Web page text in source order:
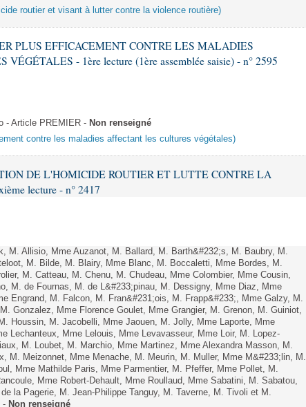
routier et visant à lutter contre la violence routière)
PLUS EFFICACEMENT CONTRE LES MALADIES
- 1ère lecture (1ère assemblée saisie) - n° 2595
- Article PREMIER - Non renseigné
contre les maladies affectant les cultures végétales)
DE L'HOMICIDE ROUTIER ET LUTTE CONTRE LA
lecture - n° 2417
M. Allisio, Mme Auzanot, M. Ballard, M. Barth&#232;s, M. Baubry, M.
M. Bilde, M. Blairy, Mme Blanc, M. Boccaletti, Mme Bordes, M.
M. Catteau, M. Chenu, M. Chudeau, Mme Colombier, Mme Cousin,
M. de Fournas, M. de L&#233;pinau, M. Dessigny, Mme Diaz, Mme
Engrand, M. Falcon, M. Fran&#231;ois, M. Frapp&#233;, Mme Galzy, M.
Gonzalez, Mme Florence Goulet, Mme Grangier, M. Grenon, M. Guiniot,
Houssin, M. Jacobelli, Mme Jaouen, M. Jolly, Mme Laporte, Mme
Lechanteux, Mme Lelouis, Mme Levavasseur, Mme Loir, M. Lopez-
M. Loubet, M. Marchio, Mme Martinez, Mme Alexandra Masson, M.
M. Meizonnet, Mme Menache, M. Meurin, M. Muller, Mme M&#233;lin, M.
Mme Mathilde Paris, Mme Parmentier, M. Pfeffer, Mme Pollet, M.
Mme Robert-Dehault, Mme Roullaud, Mme Sabatini, M. Sabatou,
la Pagerie, M. Jean-Philippe Tanguy, M. Taverne, M. Tivoli et M.
- Non renseigné